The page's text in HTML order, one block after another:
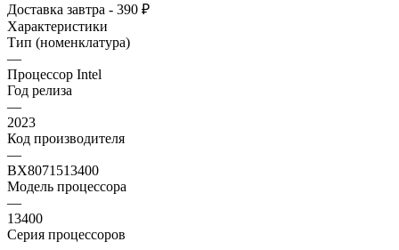
Доставка завтра - 390 ₽
Характеристики
Тип (номенклатура)
—
Процессор Intel
Год релиза
—
2023
Код производителя
—
BX8071513400
Модель процессора
—
13400
Серия процессоров